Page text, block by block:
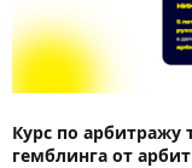
Курс по арбитражу
гемблинга от